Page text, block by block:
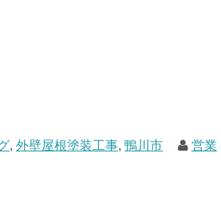
,外壁屋根塗装工事,鴨川市 営業